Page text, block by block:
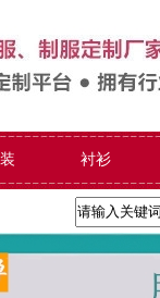
衬衫